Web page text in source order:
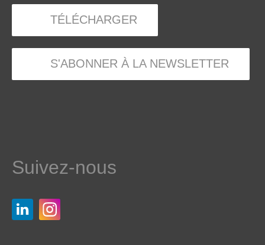
TÉLÉCHARGER
S'ABONNER À LA NEWSLETTER
Suivez-nous